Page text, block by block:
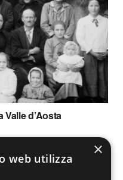
d’Aosta
×
web utilizza